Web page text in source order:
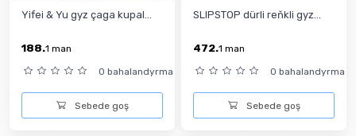
Yifei & Yu gyz çaga kupal...
188.1 man
0 bahalandyrma
Sebede goş
SLIPSTOP dürli reňkli gyz...
472.1 man
0 bahalandyrma
Sebede goş